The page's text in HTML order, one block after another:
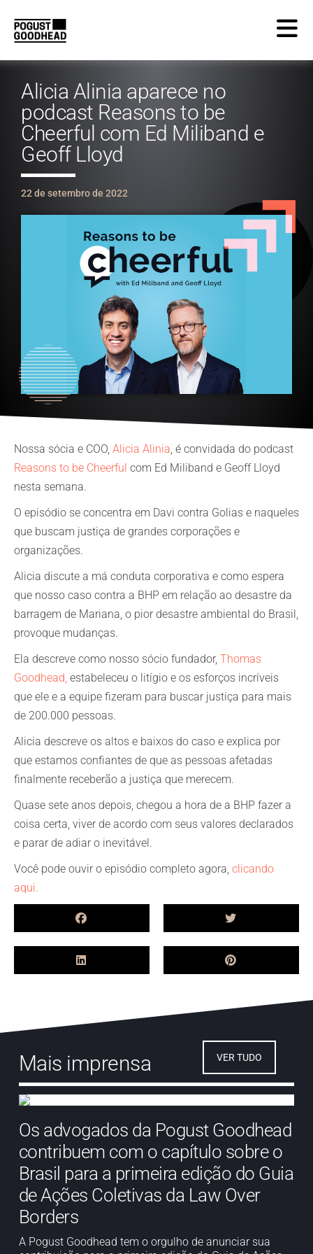
Alicia Alinia aparece no
podcast Reasons to be
Cheerful com Ed Miliband e
Geoff Lloyd
22 de setembro de 2022
Nossa sócia e COO, Alicia Alinia, é convidada do podcast
Reasons to be Cheerful com Ed Miliband e Geoff Lloyd
nesta semana.
O episódio se concentra em Davi contra Golias e naqueles
que buscam justiça de grandes corporações e
organizações.
Alicia discute a má conduta corporativa e como espera
que nosso caso contra a BHP em relação ao desastre da
barragem de Mariana, o pior desastre ambiental do Brasil,
provoque mudanças.
Ela descreve como nosso sócio fundador, Thomas
Goodhead, estabeleceu o litígio e os esforços incríveis
que ele e a equipe fizeram para buscar justiça para mais
de 200.000 pessoas.
Alicia descreve os altos e baixos do caso e explica por
que estamos confiantes de que as pessoas afetadas
finalmente receberão a justiça que merecem.
Quase sete anos depois, chegou a hora de a BHP fazer a
coisa certa, viver de acordo com seus valores declarados
e parar de adiar o inevitável.
Você pode ouvir o episódio completo agora, clicando
aqui.
Mais imprensa VER TUDO
Os advogados da Pogust Goodhead
contribuem com o capítulo sobre o
Brasil para a primeira edição do Guia
de Ações Coletivas da Law Over
Borders
A Pogust Goodhead tem o orgulho de anunciar sua